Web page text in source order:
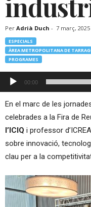
Per Adrià Duch - 7 març, 2025
ESPECIALS
ÀREA METROPOLITANA DE
PROGRAMES
Reproductor
d'àudio
00:00
En el marc de les
celebrades a la Fira de
l’ICIQ i professor
sobre innovació,
clau per a la